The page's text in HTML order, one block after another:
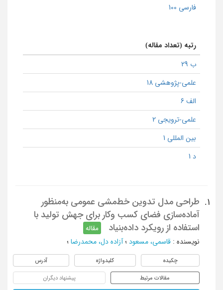
فارسی 100
رتبه (تعداد مقاله)
ب 29
علمی-پژوهشی 18
الف 6
علمی-ترویجی 2
بین المللی 1
د 1
1.
طراحی مدل تدوین خط‌مشی عمومی به‌منظور
آماده‌سازی فضای کسب وکار برای جهش تولید با
استفاده از رویکرد داده‌بنیاد
مقاله
نویسنده : قاسمی، مسعود ؛ آزاده‌ دل، محمدرضا ؛
چکیده کلیدواژه آدرس
مقالات مرتبط پیشنهاد دیگران